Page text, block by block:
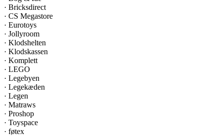
· Bricksdirect
· CS Megastore
· Eurotoys
· Jollyroom
· Klodshelten
· Klodskassen
· Komplett
· LEGO
· Legebyen
· Legekæden
· Legen
· Matraws
· Proshop
· Toyspace
· føtex